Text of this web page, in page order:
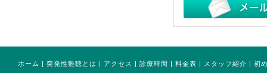
ホーム | 突発性難聴とは | アクセス | 診療時間 | 料金表 | スタッフ紹介 | 初